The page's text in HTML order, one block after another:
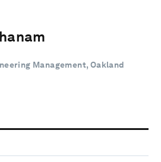
Management, Oakland